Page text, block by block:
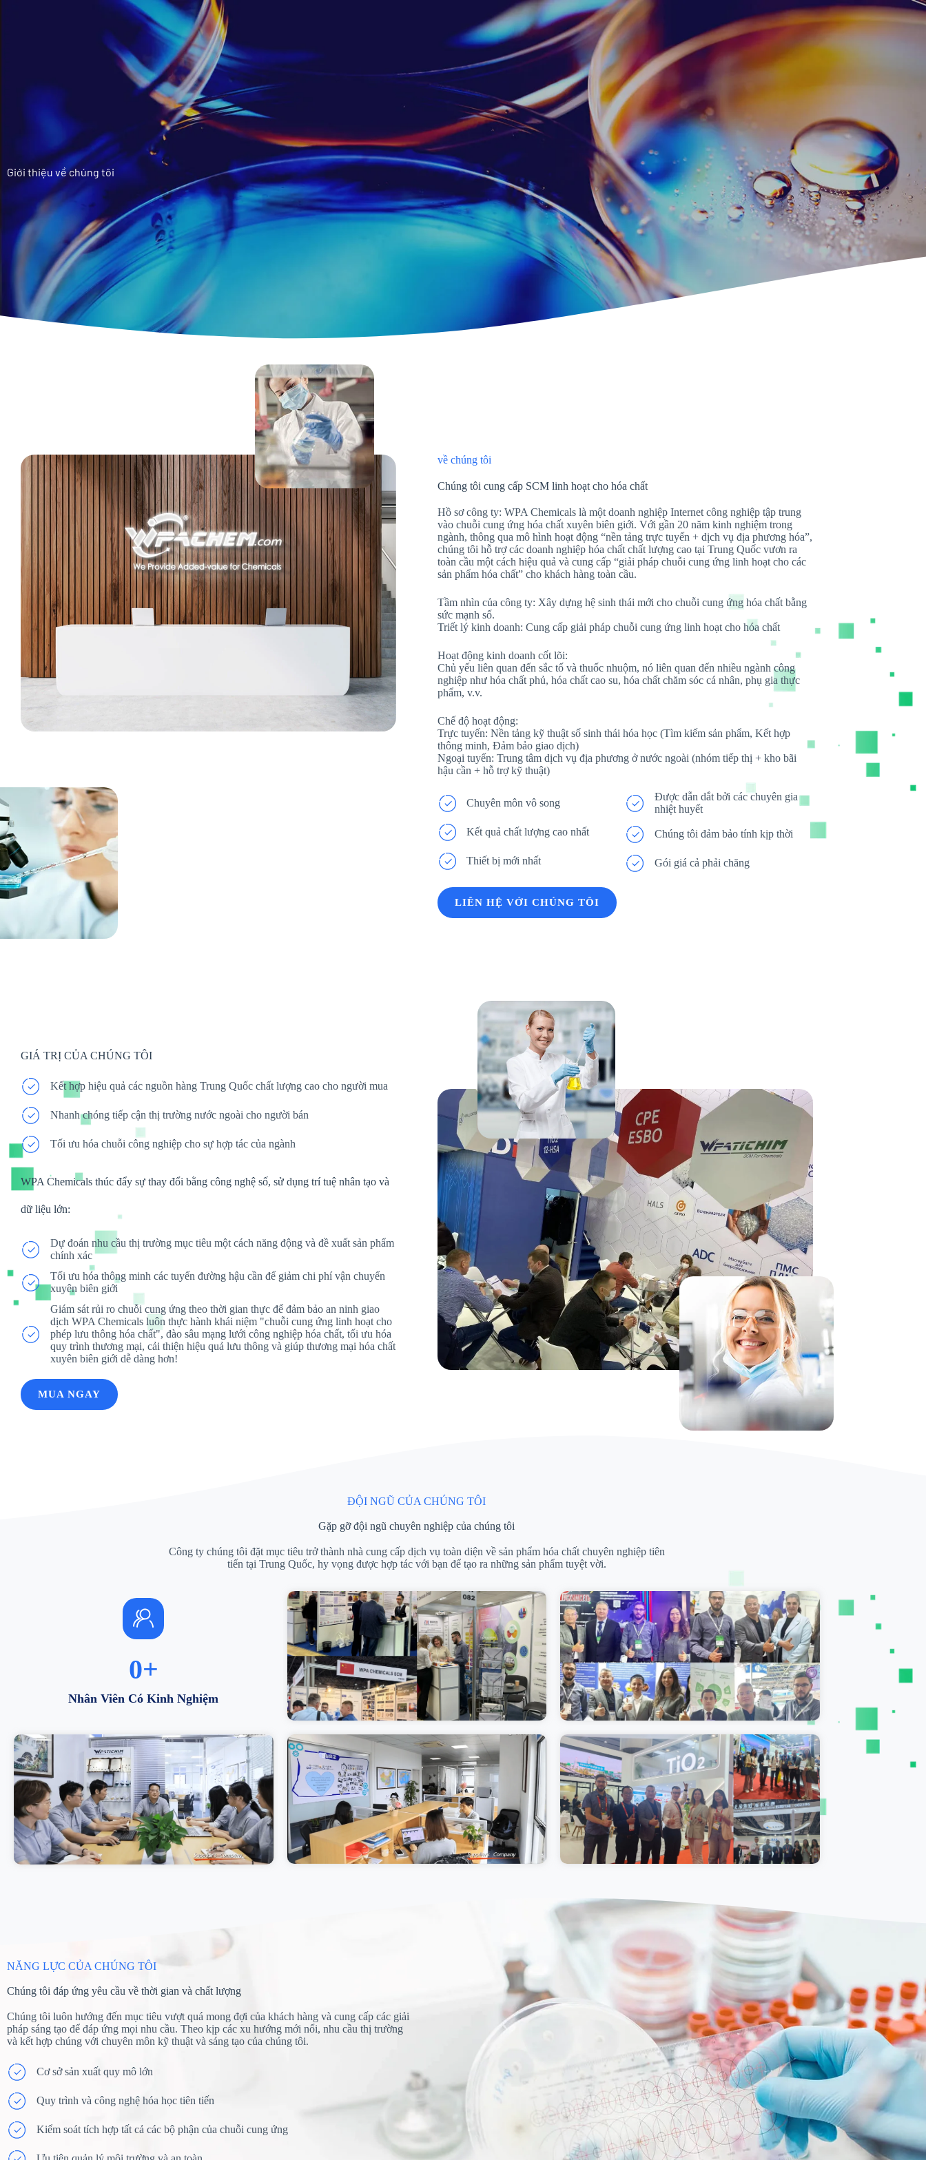
Giới thiệu về chúng tôi
về chúng tôi
Chúng tôi cung cấp SCM linh hoạt cho hóa chất
Hồ sơ công ty: WPA Chemicals là một doanh nghiệp Internet công nghiệp tập trung
vào chuỗi cung ứng hóa chất xuyên biên giới. Với gần 20 năm kinh nghiệm trong
ngành, thông qua mô hình hoạt động “nền tảng trực tuyến + dịch vụ địa phương hóa”,
chúng tôi hỗ trợ các doanh nghiệp hóa chất chất lượng cao tại Trung Quốc vươn ra
toàn cầu một cách hiệu quả và cung cấp “giải pháp chuỗi cung ứng linh hoạt cho các
sản phẩm hóa chất” cho khách hàng toàn cầu.
Tầm nhìn của công ty: Xây dựng hệ sinh thái mới cho chuỗi cung ứng hóa chất bằng
sức mạnh số.
Triết lý kinh doanh: Cung cấp giải pháp chuỗi cung ứng linh hoạt cho hóa chất
Hoạt động kinh doanh cốt lõi:
Chủ yếu liên quan đến sắc tố và thuốc nhuộm, nó liên quan đến nhiều ngành công
nghiệp như hóa chất phủ, hóa chất cao su, hóa chất chăm sóc cá nhân, phụ gia thực
phẩm, v.v.
Chế độ hoạt động:
Trực tuyến: Nền tảng kỹ thuật số sinh thái hóa học (Tìm kiếm sản phẩm, Kết hợp
thông minh, Đảm bảo giao dịch)
Ngoại tuyến: Trung tâm dịch vụ địa phương ở nước ngoài (nhóm tiếp thị + kho bãi
hậu cần + hỗ trợ kỹ thuật)
Chuyên môn vô song
Kết quả chất lượng cao nhất
Thiết bị mới nhất
Được dẫn dắt bởi các chuyên gia
nhiệt huyết
Chúng tôi đảm bảo tính kịp thời
Gói giá cả phải chăng
LIÊN HỆ VỚI CHÚNG TÔI
GIÁ TRỊ CỦA CHÚNG TÔI
Kết hợp hiệu quả các nguồn hàng Trung Quốc chất lượng cao cho người mua
Nhanh chóng tiếp cận thị trường nước ngoài cho người bán
Tối ưu hóa chuỗi công nghiệp cho sự hợp tác của ngành
WPA Chemicals thúc đẩy sự thay đổi bằng công nghệ số, sử dụng trí tuệ nhân tạo và
dữ liệu lớn:
Dự đoán nhu cầu thị trường mục tiêu một cách năng động và đề xuất sản phẩm
chính xác
Tối ưu hóa thông minh các tuyến đường hậu cần để giảm chi phí vận chuyển
xuyên biên giới
Giám sát rủi ro chuỗi cung ứng theo thời gian thực để đảm bảo an ninh giao
dịch WPA Chemicals luôn thực hành khái niệm "chuỗi cung ứng linh hoạt cho
phép lưu thông hóa chất", đào sâu mạng lưới công nghiệp hóa chất, tối ưu hóa
quy trình thương mại, cải thiện hiệu quả lưu thông và giúp thương mại hóa chất
xuyên biên giới dễ dàng hơn!
MUA NGAY
ĐỘI NGŨ CỦA CHÚNG TÔI
Gặp gỡ đội ngũ chuyên nghiệp của chúng tôi
Công ty chúng tôi đặt mục tiêu trở thành nhà cung cấp dịch vụ toàn diện về sản phẩm hóa chất chuyên nghiệp tiên
tiến tại Trung Quốc, hy vọng được hợp tác với bạn để tạo ra những sản phẩm tuyệt vời.
Nhân Viên Có Kinh Nghiệm
0+
NĂNG LỰC CỦA CHÚNG TÔI
Chúng tôi đáp ứng yêu cầu về thời gian và chất lượng
Chúng tôi luôn hướng đến mục tiêu vượt quá mong đợi của khách hàng và cung cấp các giải
pháp sáng tạo để đáp ứng mọi nhu cầu. Theo kịp các xu hướng mới nổi, nhu cầu thị trường
và kết hợp chúng với chuyên môn kỹ thuật và sáng tạo của chúng tôi.
Cơ sở sản xuất quy mô lớn
Quy trình và công nghệ hóa học tiên tiến
Kiểm soát tích hợp tất cả các bộ phận của chuỗi cung ứng